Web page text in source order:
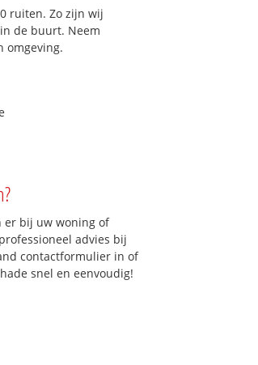
ruiten. Zo zijn wij
de buurt. Neem
omgeving.
er bij uw woning of
advies bij
contactformulier in of
snel en eenvoudig!